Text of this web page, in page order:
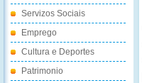
Servizos Sociais
Emprego
Cultura e Deportes
Patrimonio